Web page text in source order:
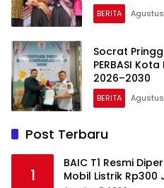
BERITA
Socrat
PERBASI
2026–2030
BERITA
Post Terbaru
1
BAIC T1 Resmi
Mobil Listrik